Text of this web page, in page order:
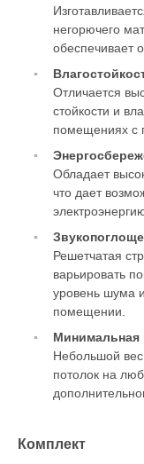
негорючего
обеспечивает
Отличается
стойкости и
помещениях с
Обладает
что дает
Решетчатая
варьировать
уровень шума
помещении.
Минимальная
Небольшой вес
потолок на
Комплект